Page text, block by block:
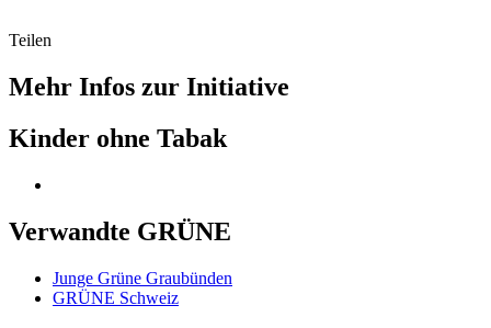
Teilen
Mehr Infos zur Initiative
Kinder ohne Tabak
Verwandte GRÜNE
Junge Grüne Graubünden
GRÜNE Schweiz